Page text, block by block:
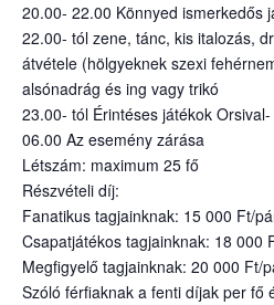
20.00- 22.00 Könnyed ismerkedős
22.00- tól zene, tánc, kis italozás,
átvétele (hölgyeknek szexi
alsónadrág és ing vagy trikó
23.00- tól Érintéses játékok
06.00 Az esemény zárása
Létszám: maximum 25 fő
Részvételi díj:
Fanatikus tagjainknak: 15 000 Ft/
Csapatjátékos tagjainknak: 18 000
Megfigyelő tagjainknak: 20 000 Ft/
Szóló férfiaknak a fenti díjak per fő